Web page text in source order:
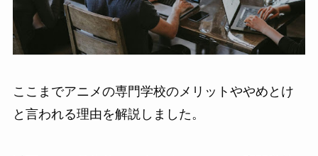
ここまでアニメの専門学校のメリットややめとけ
と言われる理由を解説しました。